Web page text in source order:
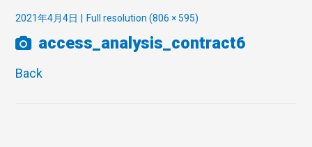
2021年4月4日 Full resolution (806 × 595)
access_analysis_contract6
Back